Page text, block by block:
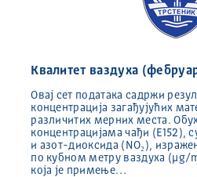
Квалитет ваздуха
Овај сет података садржи
концентрација загађујућих
различитих мерних места.
концентрацијама чађи (E152),
и азот-диоксида (NO₂),
по кубном метру ваздуха (µg/
која је примење…